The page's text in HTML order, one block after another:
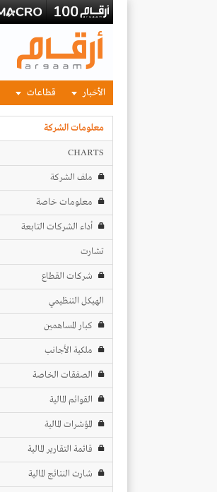
الأخبار قطاعات
معلومات الشركة
CHARTS
ملف الشركة
معلومات خاصة
أداء الشركات التابعة
تشارت
شركات القطاع
الهيكل التنظيمي
كبار المساهمين
ملكية الأجانب
الصفقات الخاصة
القوائم المالية
المؤشرات المالية
قائمة التقارير المالية
شارت النتائج المالية